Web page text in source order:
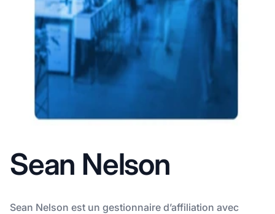
Sean Nelson
Sean Nelson est un gestionnaire d’affiliation avec